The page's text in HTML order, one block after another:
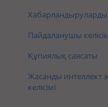
Хабарландыруларды
Пайдаланушы
Құпиялық саясаты
Жасанды интеллект
келісімі